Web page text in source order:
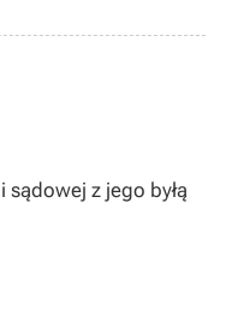
z jego byłą